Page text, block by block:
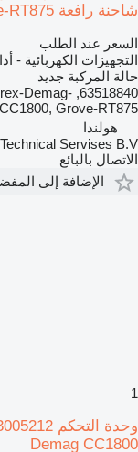
شاحنة رافعة Demag AC300, CC1800, Grove-RT875
السعر عند الطلب
التجهيزات الكهربائية
حالة المركبة جديد
Demag-
Grove-RT875
هولندا
Servises B.V.
الاتصال بالبائع
الإضافة إلى
1
Demag CC1800